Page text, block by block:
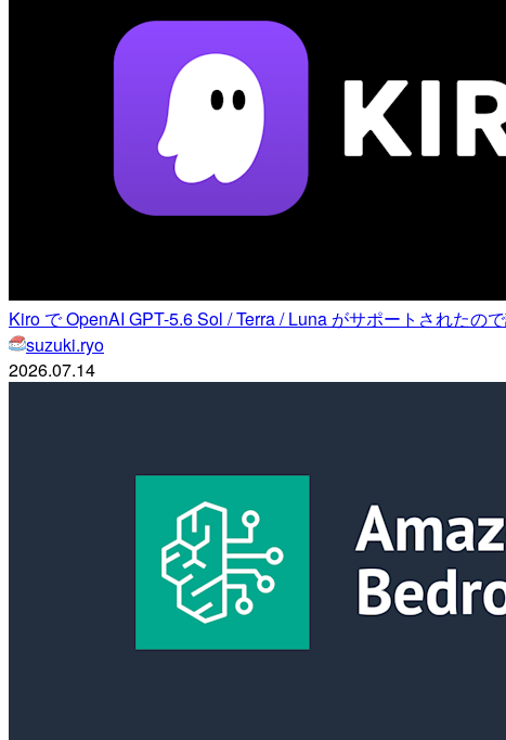
Kiro で OpenAI GPT-5.6 Sol / Terra / Luna がサポートされたの
suzuki.ryo
2026.07.14